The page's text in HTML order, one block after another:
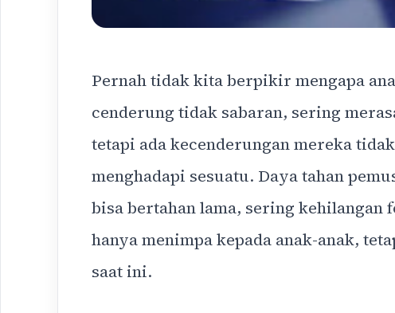
Pernah tidak kita berpikir mengapa
cenderung tidak sabaran, sering
tetapi ada kecenderungan mereka
menghadapi sesuatu. Daya tahan
bisa bertahan lama, sering
hanya menimpa kepada anak-anak,
saat ini.